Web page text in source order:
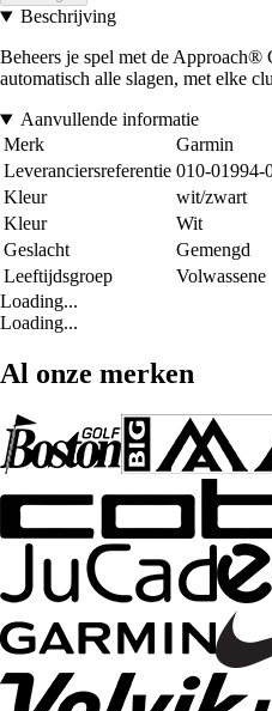
Beschrijving
Beheers je spel met de
automatisch alle slagen, met elke
Aanvullende informatie
Merk
Garmin
Leveranciersreferentie 010-01994-
Kleur
wit/zwart
Kleur
Wit
Geslacht
Gemengd
Leeftijdsgroep
Volwassene
Loading...
Loading...
Al onze merken